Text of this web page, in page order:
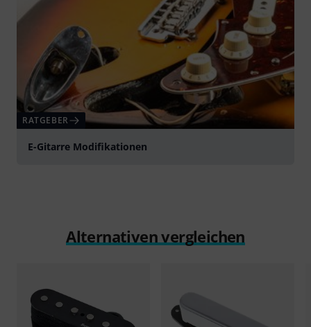
RATGEBER
E-Gitarre Modifikationen
Alternativen vergleichen